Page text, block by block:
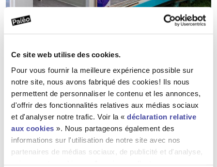
Ce site web utilise des cookies.
Pour vous fournir la meilleure expérience possible sur
notre site, nous avons fabriqué des cookies! Ils nous
permettent de personnaliser le contenu et les annonces,
d'offrir des fonctionnalités relatives aux médias sociaux
et d'analyser notre trafic. Voir la « déclaration relative
aux cookies ». Nous partageons également des
informations sur l'utilisation de notre site avec nos
partenaires de médias sociaux, de publicité et d'analyse,
Infrastructure
Image